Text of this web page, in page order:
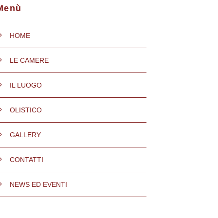
HOME
LE CAMERE
IL LUOGO
OLISTICO
GALLERY
CONTATTI
NEWS ED EVENTI